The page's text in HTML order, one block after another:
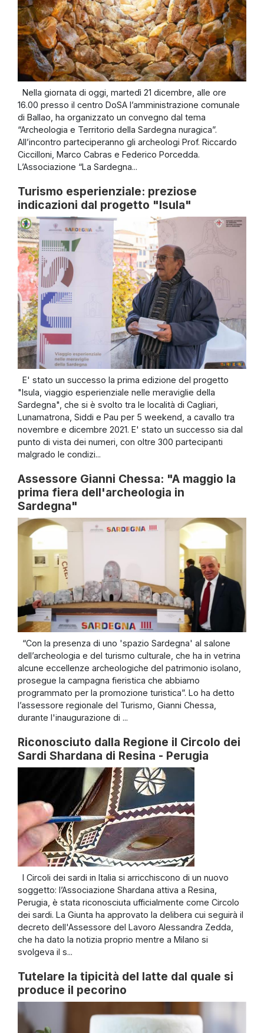
Nella giornata di oggi, martedì 21 dicembre, alle ore
16.00 presso il centro DoSA l’amministrazione comunale
di Ballao, ha organizzato un convegno dal tema
“Archeologia e Territorio della Sardegna nuragica”.
All’incontro parteciperanno gli archeologi Prof. Riccardo
Ciccilloni, Marco Cabras e Federico Porcedda.
L’Associazione “La Sardegna...
Turismo esperienziale: preziose
indicazioni dal progetto "Isula"
E' stato un successo la prima edizione del progetto
"Isula, viaggio esperienziale nelle meraviglie della
Sardegna", che si è svolto tra le località di Cagliari,
Lunamatrona, Siddi e Pau per 5 weekend, a cavallo tra
novembre e dicembre 2021. E' stato un successo sia dal
punto di vista dei numeri, con oltre 300 partecipanti
malgrado le condizi...
Assessore Gianni Chessa: "A maggio la
prima fiera dell'archeologia in
Sardegna"
“Con la presenza di uno 'spazio Sardegna' al salone
dell’archeologia e del turismo culturale, che ha in vetrina
alcune eccellenze archeologiche del patrimonio isolano,
prosegue la campagna fieristica che abbiamo
programmato per la promozione turistica”. Lo ha detto
l’assessore regionale del Turismo, Gianni Chessa,
durante l'inaugurazione di ...
Riconosciuto dalla Regione il Circolo dei
Sardi Shardana di Resina - Perugia
I Circoli dei sardi in Italia si arricchiscono di un nuovo
soggetto: l’Associazione Shardana attiva a Resina,
Perugia, è stata riconosciuta ufficialmente come Circolo
dei sardi. La Giunta ha approvato la delibera cui seguirà il
decreto dell'Assessore del Lavoro Alessandra Zedda,
che ha dato la notizia proprio mentre a Milano si
svolgeva il s...
Tutelare la tipicità del latte dal quale si
produce il pecorino